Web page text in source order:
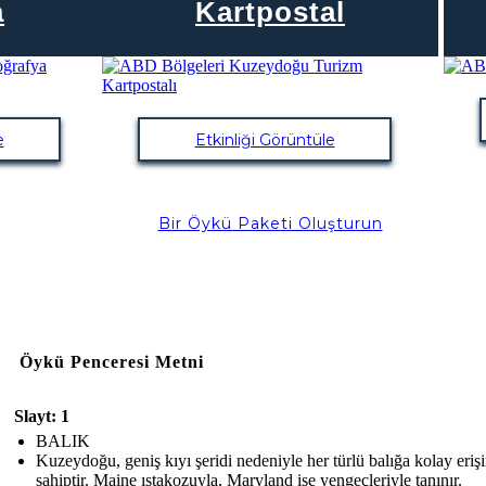
Kartpostal
Etkinliği Görüntüle
Bir Öykü Paketi Oluşturun
Öykü Penceresi Metni
Slayt: 1
BALIK
Kuzeydoğu, geniş kıyı şeridi nedeniyle her türlü balığa kolay
sahiptir. Maine ıstakozuyla, Maryland ise yengeçleriyle tanınır.